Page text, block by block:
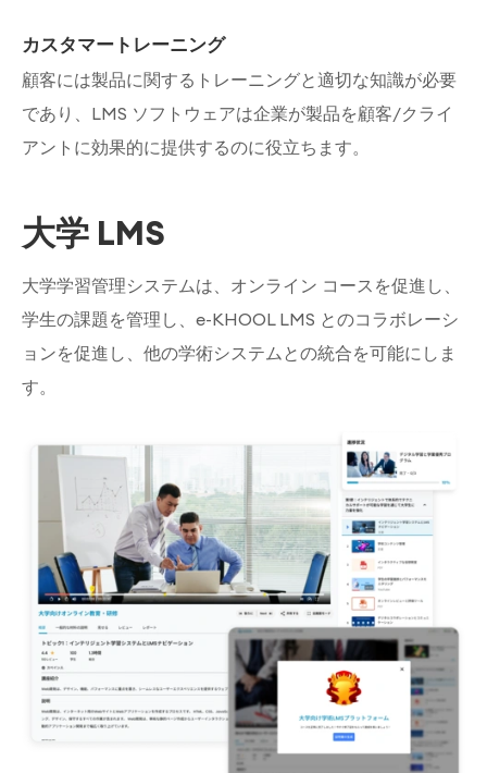
カスタマートレーニング
顧客には製品に関するトレーニングと適切な知識が必要
であり、LMS ソフトウェアは企業が製品を顧客/クライ
アントに効果的に提供するのに役立ちます。
大学 LMS
大学学習管理システムは、オンライン コースを促進し、
学生の課題を管理し、e-KHOOL LMS とのコラボレーシ
ョンを促進し、他の学術システムとの統合を可能にしま
す。